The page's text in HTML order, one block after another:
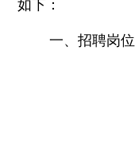
如下：
一、 招聘岗位